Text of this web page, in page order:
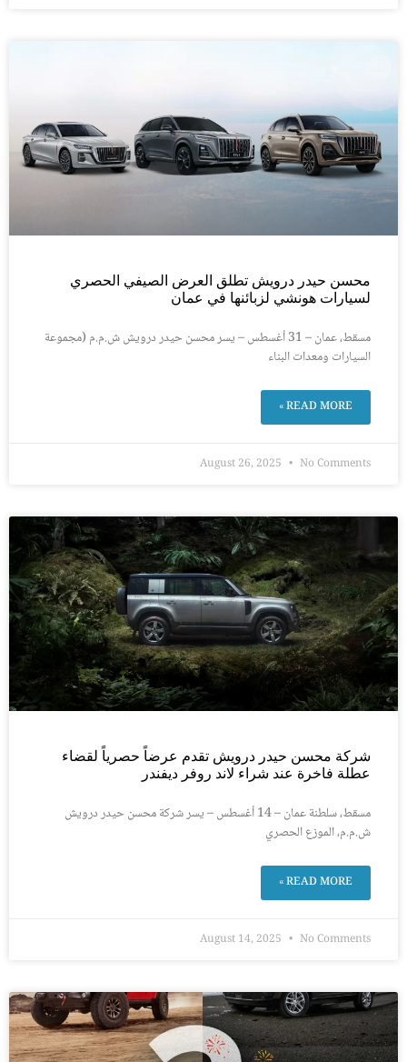
محسن حيدر درويش تطلق العرض الصيفي الحصري
لسيارات هونشي لزبائنها في عمان
مسقط، عمان – 31 أغسطس – يسر محسن حيدر درويش ش.م.م (مجموعة
السيارات ومعدات البناء
READ MORE »
August 26, 2025 No Comments
شركة محسن حيدر درويش تقدم عرضاً حصرياً لقضاء
عطلة فاخرة عند شراء لاند روفر ديفندر
مسقط، سلطنة عمان – 14 أغسطس – يسر شركة محسن حيدر درويش
ش.م.م، الموزع الحصري
READ MORE »
August 14, 2025 No Comments